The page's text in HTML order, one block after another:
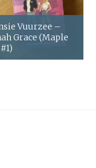
Vuurzee –
Grace (Maple